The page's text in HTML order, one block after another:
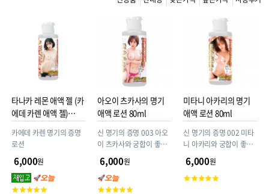
타나카 레몬 애액 젤 (카
에데 카렌 애액 젤)
카에데 카렌 명기의 증명
로션
6,000원
고
아오이 츠카사의 명기
애액 로션 80ml
신 명기의 증명 003 아오
이 츠카사와 궁합이 좋은
중점도 젤.
6,000원
고
미타니 아카리의 명기
애액 로션 80ml
신 명기의 증명 002 미타
니 아카리와 궁합이 좋은
중점도 젤.
6,000원
고